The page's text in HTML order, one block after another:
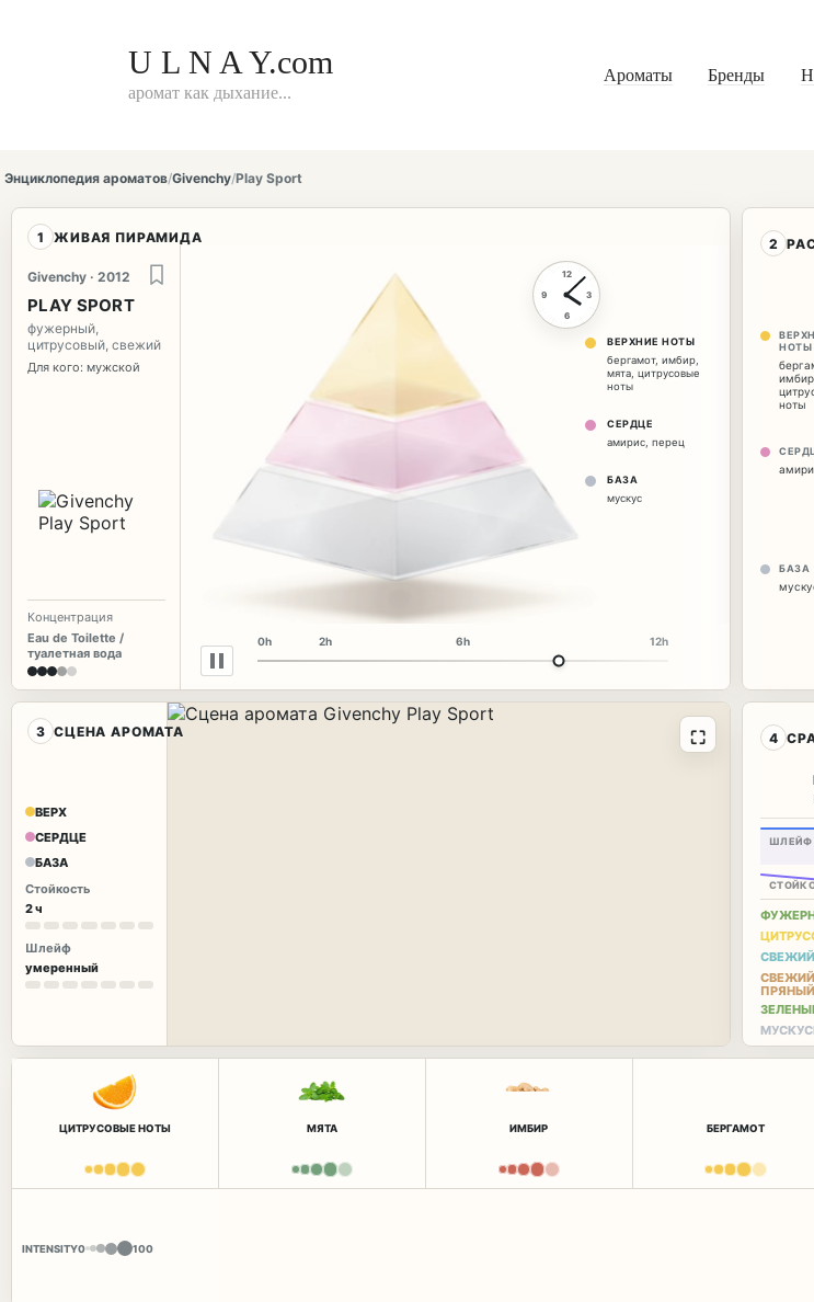
U L N A Y.com
аромат как дыхание...
Ароматы Бренды
Энциклопедия ароматов/Givenchy/Play Sport
1 ЖИВАЯ ПИРАМИДА
Givenchy · 2012
PLAY SPORT
фужерный,
цитрусовый, свежий
Для кого: мужской
Концентрация
Eau de Toilette /
туалетная вода
12
3
6
9
0h 2h 6h 12h
ВЕРХНИЕ НОТЫ
бергамот, имбир
мята цитрусовые
ноты
СЕРДЦЕ
амирис перец
БАЗА
мускус
2
НОТЫ
имбир
ноты
БАЗА
3 СЦЕНА АРОМАТА
ВЕРХ
СЕРДЦЕ
БАЗА
Стойкость
2 ч
Шлейф
умеренный
⛶ 4
ШЛЕЙФ
СВЕЖИЙ
СВЕЖИЙ
ПРЯНЫЙ
ЦИТРУСОВЫЕ НОТЫ МЯТА ИМБИР БЕРГАМОТ
INTENSITY0 100